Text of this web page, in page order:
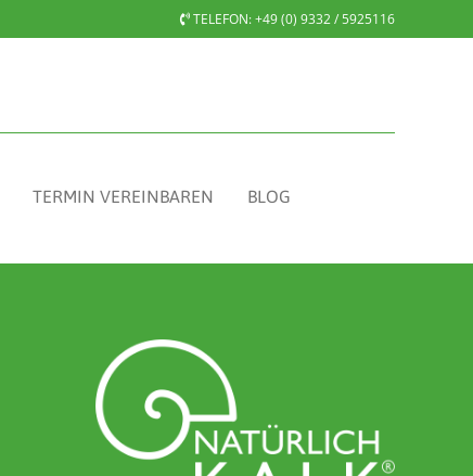
TELEFON:+49 (0) 9332 / 5925116
TERMIN VEREINBAREN BLOG